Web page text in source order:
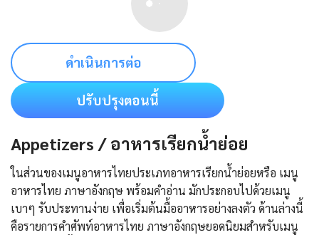
ดำเนินการต่อ
ปรับปรุงตอนนี้
Appetizers / อาหารเรียกน้ำย่อย
ในส่วนของเมนูอาหารไทยประเภทอาหารเรียกน้ำย่อยหรือ เมนู
อาหารไทย ภาษาอังกฤษ พร้อมคำอ่าน มักประกอบไปด้วยเมนู
เบาๆ รับประทานง่าย เพื่อเริ่มต้นมื้ออาหารอย่างลงตัว ด้านล่างนี้
คือรายการคําศัพท์อาหารไทย ภาษาอังกฤษยอดนิยมสำหรับเมนู